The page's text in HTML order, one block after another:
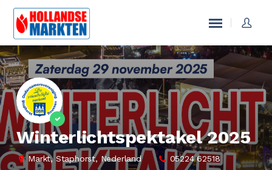
Winterlichtspektakel 2025
Markt, Staphorst, Nederland
05224 62518